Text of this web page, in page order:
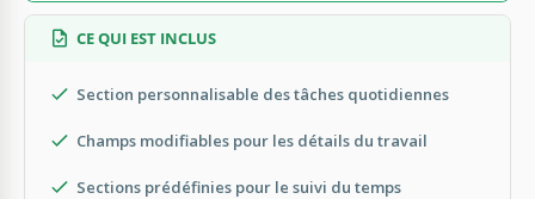
CE QUI EST INCLUS
Section personnalisable des tâches quotidiennes
Champs modifiables pour les détails du travail
Sections prédéfinies pour le suivi du temps